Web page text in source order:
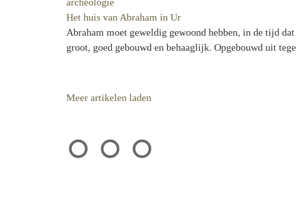
Het huis van Abraham in Ur
Abraham moet geweldig gewoond hebben, in de tijd
groot, goed gebouwd en behaaglijk. Opgebouwd uit
Meer artikelen laden